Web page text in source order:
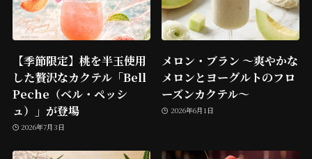
【季節限定】桃を半玉使用
した贅沢なカクテル「Bell
Peche（ベル・ペッシ
ュ）」が登場
2026年7月3日
メロン・ブラン ～爽やかな
メロンとヨーグルトのフロ
ーズンカクテル～
2026年6月1日